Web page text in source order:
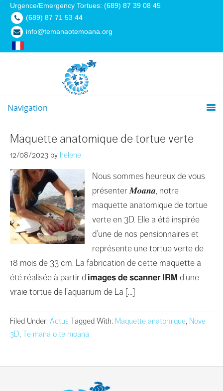
Urgence/Emergency Tortues: (689) 87 39 08 45
(689) 87 71 53 44
info@temanaotemoana.org
Navigation
Maquette anatomique de tortue verte
12/08/2023 by helene
Nous sommes heureux de vous
présenter 𝑴𝒐𝒂𝒏𝒂, notre
maquette anatomique de tortue
verte en 3D. Elle a été inspirée
d’une de nos pensionnaires et
représente une tortue verte de
18 mois de 33 cm. La fabrication de cette maquette a
été réalisée à partir d’𝗶𝗺𝗮𝗴𝗲𝘀 𝗱𝗲 𝘀𝗰𝗮𝗻𝗻𝗲𝗿 𝗜𝗥𝗠 d’une
vraie tortue de l’aquarium de La […]
Filed Under: Actus Tagged With: Maquette anatomique, Nove
3D, Te mana o te moana